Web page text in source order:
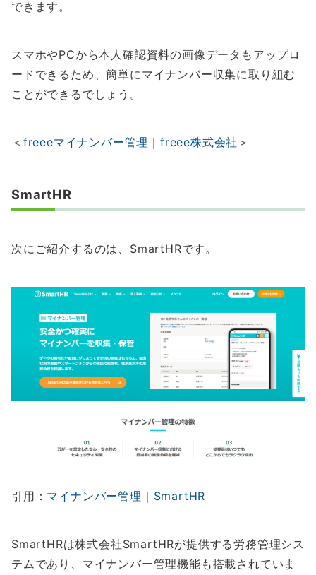
できます。
スマホやPCから本人確認資料の画像データもアップロ
ードできるため、簡単にマイナンバー収集に取り組む
ことができるでしょう。
＜ freeeマイナンバー管理｜freee株式会社 ＞
SmartHR
次にご紹介するのは、SmartHRです。
引用： マイナンバー管理｜SmartHR
SmartHRは株式会社SmartHRが提供する労務管理シス
テムであり、マイナンバー管理機能も搭載されていま